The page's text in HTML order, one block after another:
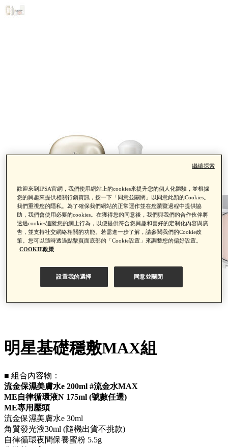
明星基礎穩敷MAX組
■ 組合內容物：
流金保濕美膚水e 200ml #流金水MAX
ME自律循環液N 175ml (號數任選)
ME專用壓頭
流金保濕美膚水e 30ml
角質發光液30ml (隨機出貨不挑款)
自律循環夜間保養蜜粉 5.5g
歡迎來到IPSA官網，我們使用網站上的cookies來提升您的個人化體驗，並根據
您的興趣來提供相關行銷資訊，按一下「同意並關閉」以同意此類的Cookies。
我們重視您的隱私。為了確保我們網站的正常運作並在您瀏覽過程中提供協
助，我們會使用必要的cookies。在獲得您的同意後，我們與我們的合作伙伴將
透過cookies追蹤您的網上行為，以便提供符合您興趣和喜好的定制化內容與廣
告，並支持社交網絡相關的功能。若需進一步了解，請參閱我們的Cookie政
策。您可以隨時透過點擊頁面底部的「Cookie設置」來調整您的偏好設置。
COOKIE政策
設置我的選擇 同意並關閉
繼續探索